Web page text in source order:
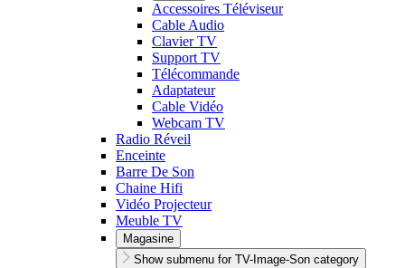
Accessoires Téléviseur
Cable Audio
Clavier TV
Support TV
Télécommande
Adaptateur
Cable Vidéo
Webcam TV
Radio Réveil
Enceinte
Barre De Son
Chaine Hifi
Vidéo Projecteur
Meuble TV
Magasine
Show submenu for TV-Image-Son category